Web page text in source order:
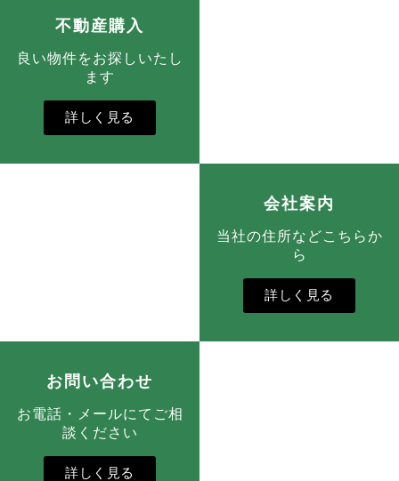
不動産購入
良い物件をお探しいたし
ます
詳しく見る
会社案内
当社の住所などこちらか
ら
詳しく見る
お問い合わせ
お電話・メールにてご相
談ください
詳しく見る